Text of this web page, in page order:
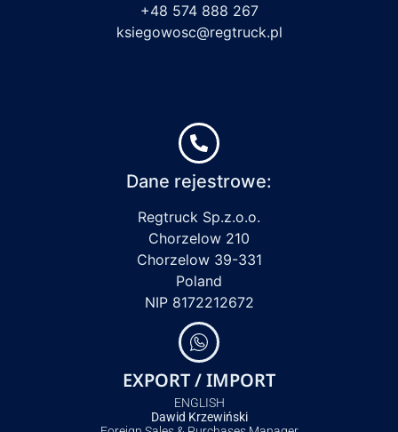
+48 574 888 267
ksiegowosc@regtruck.pl
Dane rejestrowe:
Regtruck Sp.z.o.o.
Chorzelow 210
Chorzelow 39-331
Poland
NIP 8172212672
EXPORT / IMPORT
ENGLISH
Dawid Krzewiński